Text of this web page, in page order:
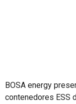
BOSA energy
contenedores ESS